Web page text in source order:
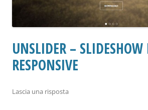
UNSLIDER – SLIDESHOW
RESPONSIVE
Lascia una risposta